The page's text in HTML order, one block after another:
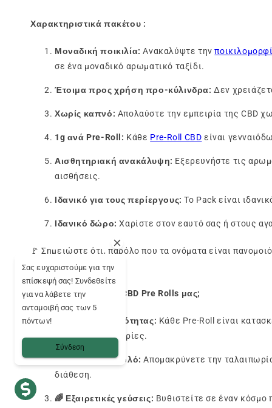
Χαρακτηριστικά πακέτου :
Μοναδική ποικιλία: Ανακαλύψτε την
σε ένα μοναδικό αρωματικό ταξίδι.
Έτοιμα προς χρήση προ-κύλινδρα: Δεν
Χωρίς καπνό: Απολαύστε την εμπειρία της CBD
1g ανά Pre-Roll: Κάθε Pre-Roll CBD είναι
Αισθητηριακή ανακάλυψη: Εξερευνήστε τις
αισθήσεις.
Ιδανικό για τους περίεργους: Το Pack είναι
Ιδανικό δώρο: Χαρίστε στον εαυτό σας ή στους
🚩 Σημειώστε ότι, παρόλο που τα ονόματα είναι
Flowers".
Γιατί να επιλέξετε το CBD Pre Rolls μας;
Ποικιλίες ποιότητας: Κάθε Pre-Roll είναι
μοναδικές εμπειρίες.
🚀Έτοιμο για ρολό: Απομακρύνετε την
διάθεση.
🌈 Εξαιρετικές γεύσεις: Βυθιστείτε σε έναν
Σας ευχαριστούμε για την
επίσκεψή σας! Συνδεθείτε
για να λάβετε την
ανταμοιβή σας των 5
πόντων!
Σύνδεση